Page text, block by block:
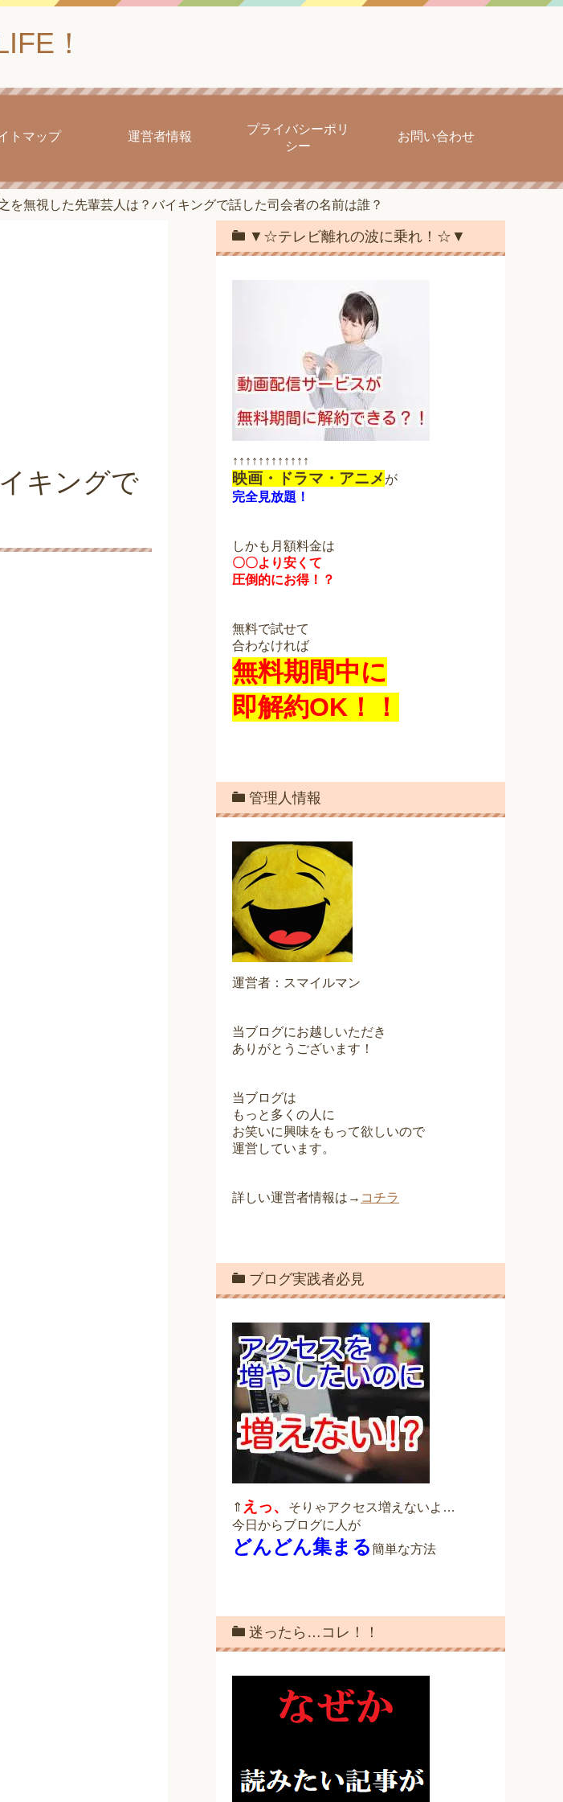
！
トマップ 運営者情報
プライバシーポリ
シー
お問い合わせ
を無視した先輩芸人は？バイキングで話した司会者の名前は誰？
キングで
▼☆テレビ離れの波に乗れ！☆▼
↑↑↑↑↑↑↑↑↑↑↑↑
映画・ドラマ・アニメが
完全見放題！
しかも月額料金は
〇〇より安くて
圧倒的にお得！？
無料で試せて
合わなければ
無料期間中に
即解約OK！！
管理人情報
運営者：スマイルマン
当ブログにお越しいただき
ありがとうございます！
当ブログは
もっと多くの人に
お笑いに興味をもって欲しいので
運営しています。
詳しい運営者情報は→ コチラ
ブログ実践者必見
⇑ えっ、
そりゃアクセス増えないよ…
今日からブログに人が
どんどん集まる簡単な方法
迷ったら…コレ！！